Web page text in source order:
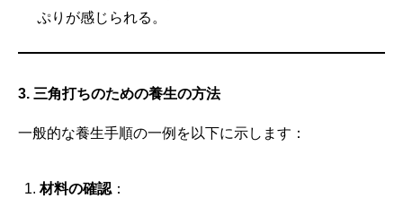
ぷりが感じられる。
3. 三角打ちのための養生の方法
一般的な養生手順の一例を以下に示します：
材料の確認 ：